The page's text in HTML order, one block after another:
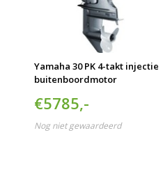
Yamaha 30 PK 4-takt injectie
buitenboordmotor
€5785,-
Nog niet gewaardeerd